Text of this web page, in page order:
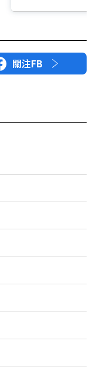
關注FB